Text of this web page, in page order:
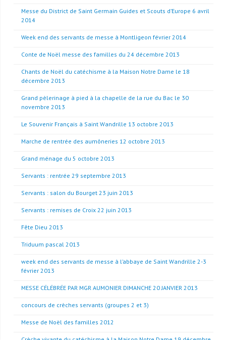
Messe du District de Saint Germain Guides et Scouts d’Europe 6 avril
2014
Week end des servants de messe à Montligeon février 2014
Conte de Noël messe des familles du 24 décembre 2013
Chants de Noël du catéchisme à la Maison Notre Dame le 18
décembre 2013
Grand pèlerinage à pied à la chapelle de la rue du Bac le 30
novembre 2013
Le Souvenir Français à Saint Wandrille 13 octobre 2013
Marche de rentrée des aumôneries 12 octobre 2013
Grand ménage du 5 octobre 2013
Servants : rentrée 29 septembre 2013
Servants : salon du Bourget 23 juin 2013
Servants : remises de Croix 22 juin 2013
Fête Dieu 2013
Triduum pascal 2013
week end des servants de messe à l’abbaye de Saint Wandrille 2-3
février 2013
MESSE CÉLÉBRÉE PAR MGR AUMONIER DIMANCHE 20 JANVIER 2013
concours de crèches servants (groupes 2 et 3)
Messe de Noël des familles 2012